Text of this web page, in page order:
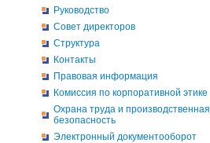
Руководство
Совет директоров
Структура
Контакты
Правовая информация
Комиссия по корпоративной этике
Охрана труда и производственная
безопасность
Электронный документооборот